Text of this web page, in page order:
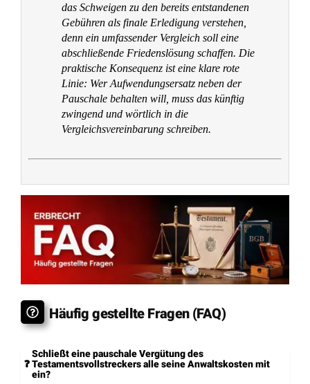
das Schweigen zu den bereits entstandenen
Gebühren als finale Erledigung verstehen,
denn ein umfassender Vergleich soll eine
abschließende Friedenslösung schaffen. Die
praktische Konsequenz ist eine klare rote
Linie: Wer Aufwendungsersatz neben der
Pauschale behalten will, muss das künftig
zwingend und wörtlich in die
Vergleichsvereinbarung schreiben.
Häufig gestellte Fragen (FAQ)
Schließt eine pauschale Vergütung des
Testamentsvollstreckers alle seine Anwaltskosten mit
ein?